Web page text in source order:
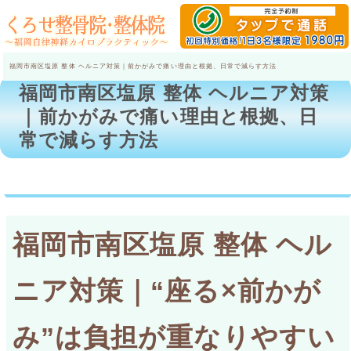
福岡市南区塩原 整体 ヘルニア対策｜前かがみで痛い理由と根拠、日常で減らす方法
福岡市南区塩原 整体 ヘルニア対策
｜前かがみで痛い理由と根拠、日
常で減らす方法
福岡市南区塩原 整体 ヘル
ニア対策｜“座る×前かが
み”は負担が重なりやすい